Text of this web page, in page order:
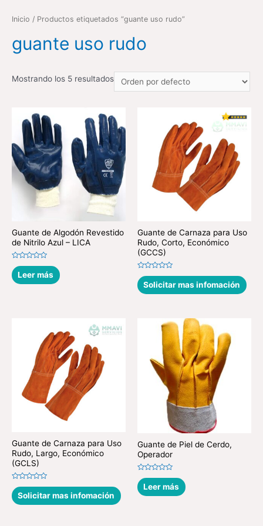
Inicio / Productos etiquetados “guante uso rudo”
guante uso rudo
Mostrando los 5 resultados
Guante de Algodón Revestido
de Nitrilo Azul – LICA
Valorado
en
0
de
Leer más
Guante de Carnaza para Uso
Rudo, Corto, Económico
(GCCS)
Valorado
en
0
de
Solicitar mas infomación
Guante de Carnaza para Uso
Rudo, Largo, Económico
(GCLS)
Valorado
en
0
de
Solicitar mas infomación
Guante de Piel de Cerdo,
Operador
Valorado
en
0
de
Leer más